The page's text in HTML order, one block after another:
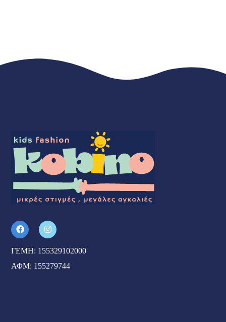
ΓΕΜΗ: 155329102000
ΑΦΜ: 155279744